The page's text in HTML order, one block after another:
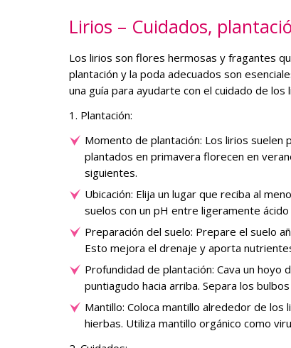
Lirios – Cuidados,
Los lirios son flores hermosas y fragantes
plantación y la poda adecuados son
una guía para ayudarte con el cuidado de los
1. Plantación:
Momento de plantación: Los lirios
plantados en primavera florecen en
siguientes.
Ubicación: Elija un lugar que reciba al
suelos con un pH entre ligeramente
Preparación del suelo: Prepare el suelo
Esto mejora el drenaje y aporta
Profundidad de plantación: Cava un
puntiagudo hacia arriba. Separa los
Mantillo: Coloca mantillo alrededor de
hierbas. Utiliza mantillo orgánico como